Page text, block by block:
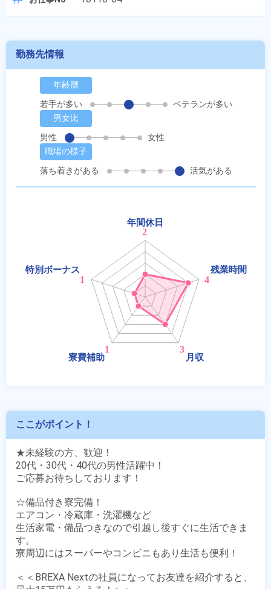
勤務先情報
年齢層
若手が多い
ベテランが多い
男女比
男性
女性
職場の様子
落ち着きがある
活気がある
ここがポイント！
★未経験の方、歓迎！
20代・30代・40代の男性活躍中！
ご応募お待ちしております！
☆備品付き寮完備！
エアコン・冷蔵庫・洗濯機など
生活家電・備品つきなので引越し後すぐに生活できま
す。
寮周辺にはスーパーやコンビニもあり生活も便利！
＜＜BREXA Nextの社員になってお友達を紹介すると、